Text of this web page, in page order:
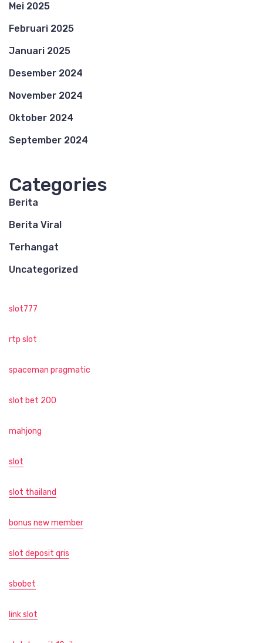
Mei 2025
Februari 2025
Januari 2025
Desember 2024
November 2024
Oktober 2024
September 2024
Categories
Berita
Berita Viral
Terhangat
Uncategorized
slot777
rtp slot
spaceman pragmatic
slot bet 200
mahjong
slot
slot thailand
bonus new member
slot deposit qris
sbobet
link slot